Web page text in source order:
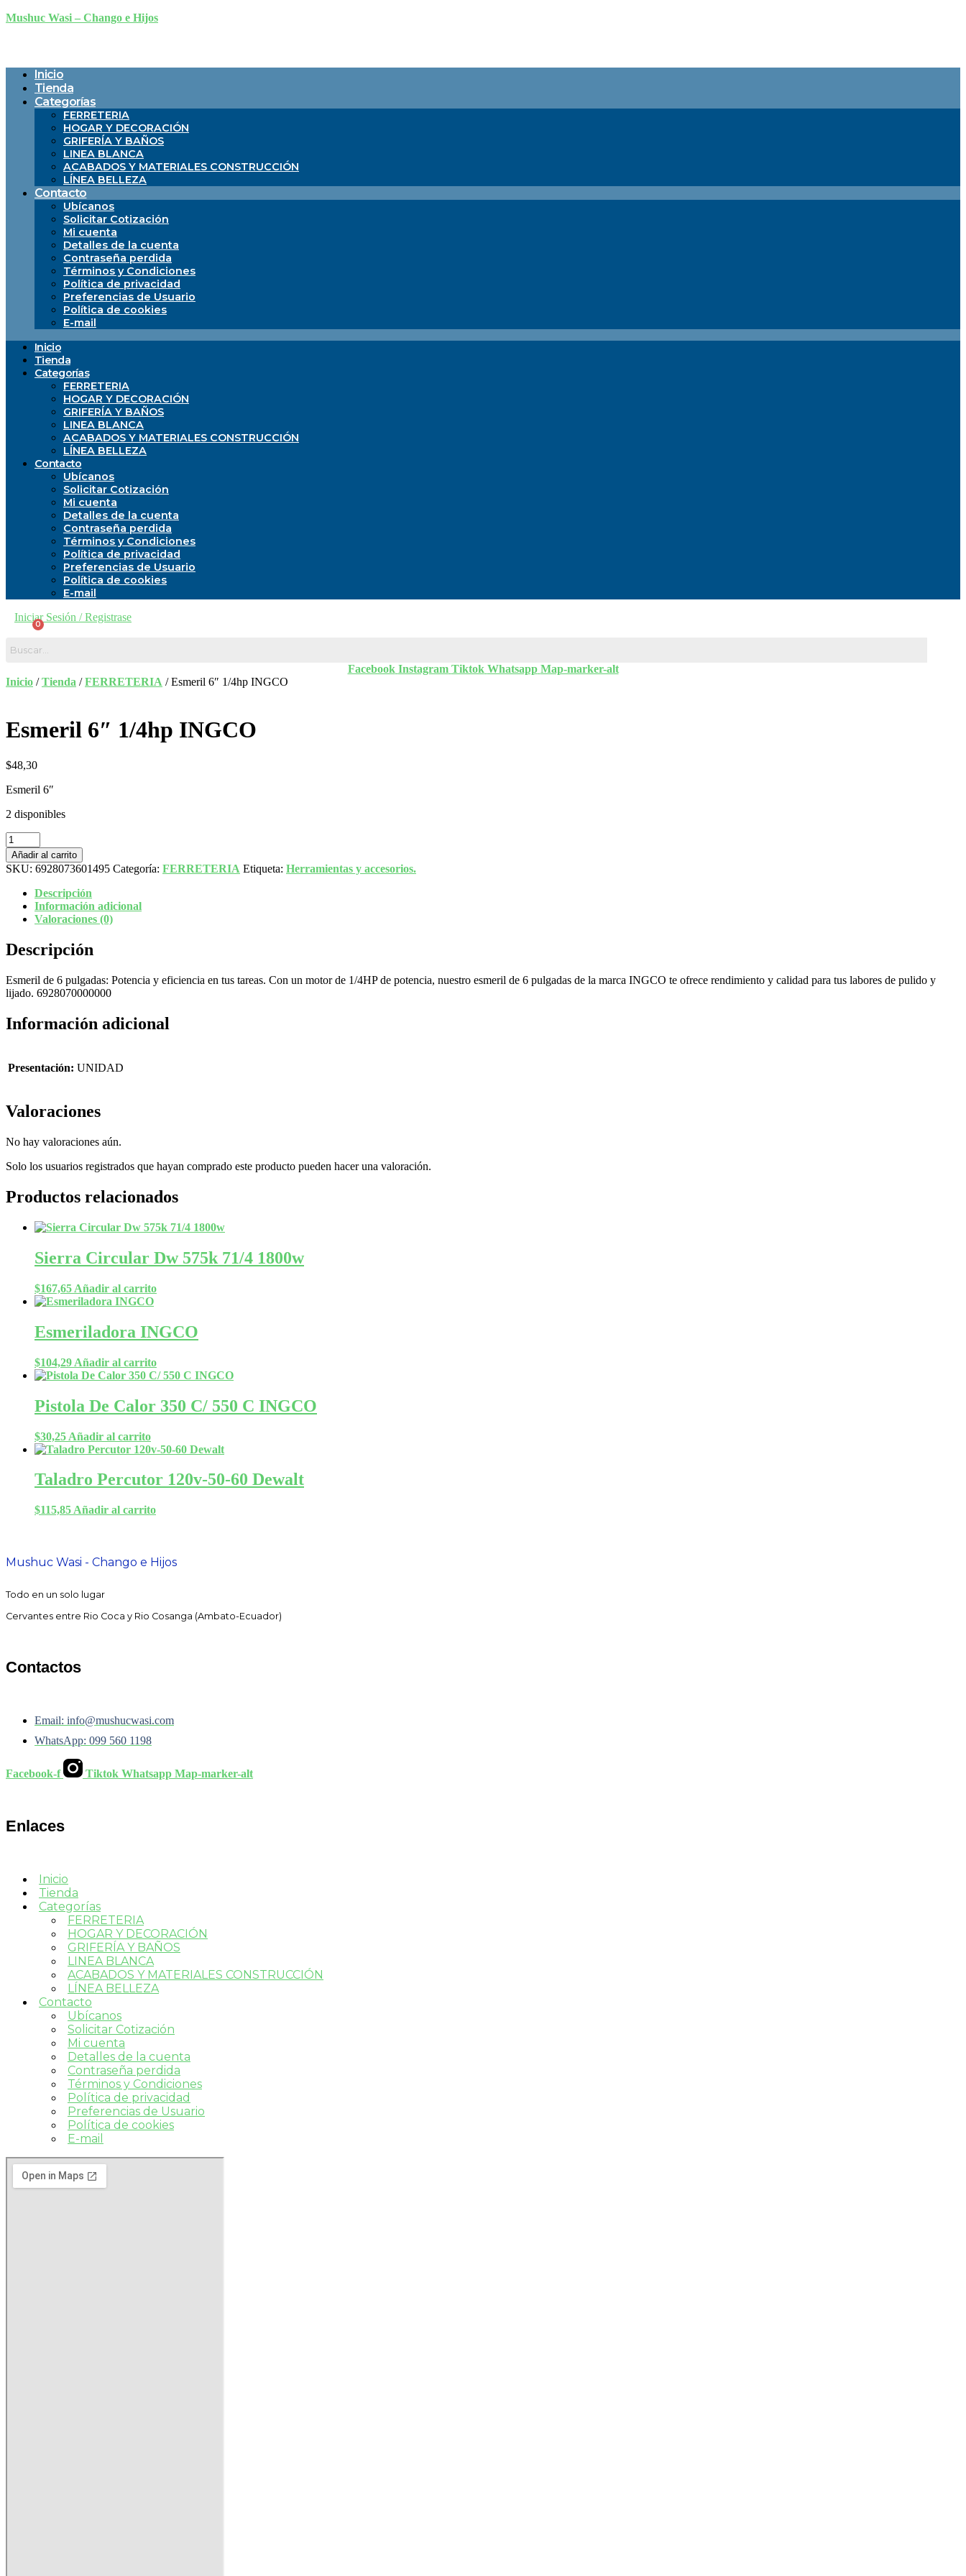
Mushuc Wasi – Chango e Hijos
Inicio
Tienda
Categorías
FERRETERIA
HOGAR Y DECORACIÓN
GRIFERÍA Y BAÑOS
LINEA BLANCA
ACABADOS Y MATERIALES CONSTRUCCIÓN
LÍNEA BELLEZA
Contacto
Ubícanos
Solicitar Cotización
Mi cuenta
Detalles de la cuenta
Contraseña perdida
Términos y Condiciones
Política de privacidad
Preferencias de Usuario
Política de cookies
E-mail
Inicio
Tienda
Categorías
FERRETERIA
HOGAR Y DECORACIÓN
GRIFERÍA Y BAÑOS
LINEA BLANCA
ACABADOS Y MATERIALES CONSTRUCCIÓN
LÍNEA BELLEZA
Contacto
Ubícanos
Solicitar Cotización
Mi cuenta
Detalles de la cuenta
Contraseña perdida
Términos y Condiciones
Política de privacidad
Preferencias de Usuario
Política de cookies
E-mail
Iniciar Sesión / Registrase
Facebook Instagram Tiktok Whatsapp Map-marker-alt
Inicio /Tienda /FERRETERIA / Esmeril 6″ 1/4hp INGCO
Esmeril 6″ 1/4hp INGCO
$48,30
Esmeril 6″
2 disponibles
Esmeril
6"
1/4hp
INGCO
cantidad
Añadir al carrito
SKU: 6928073601495 Categoría: FERRETERIA Etiqueta: Herramientas y accesorios.
Descripción
Información adicional
Valoraciones (0)
Descripción
Esmeril de 6 pulgadas: Potencia y eficiencia en tus tareas. Con un motor de 1/4HP de potencia, nuestro esmeril de 6 pulgadas de la marca INGCO te ofrece rendimiento y calidad para tus labores de pulido y
lijado. 6928070000000
Información adicional
Presentación: UNIDAD
Valoraciones
No hay valoraciones aún.
Solo los usuarios registrados que hayan comprado este producto pueden hacer una valoración.
Productos relacionados
Sierra Circular Dw 575k 71/4 1800w
$167,65 Añadir al carrito
Esmeriladora INGCO
$104,29 Añadir al carrito
Pistola De Calor 350 C/ 550 C INGCO
$30,25 Añadir al carrito
Taladro Percutor 120v-50-60 Dewalt
$115,85 Añadir al carrito
Mushuc Wasi - Chango e Hijos
Todo en un solo lugar
Cervantes entre Rio Coca y Rio Cosanga (Ambato-Ecuador)
Contactos
Email: info@mushucwasi.com
WhatsApp: 099 560 1198
Facebook-f Tiktok Whatsapp Map-marker-alt
Enlaces
Inicio
Tienda
Categorías
FERRETERIA
HOGAR Y DECORACIÓN
GRIFERÍA Y BAÑOS
LINEA BLANCA
ACABADOS Y MATERIALES CONSTRUCCIÓN
LÍNEA BELLEZA
Contacto
Ubícanos
Solicitar Cotización
Mi cuenta
Detalles de la cuenta
Contraseña perdida
Términos y Condiciones
Política de privacidad
Preferencias de Usuario
Política de cookies
E-mail